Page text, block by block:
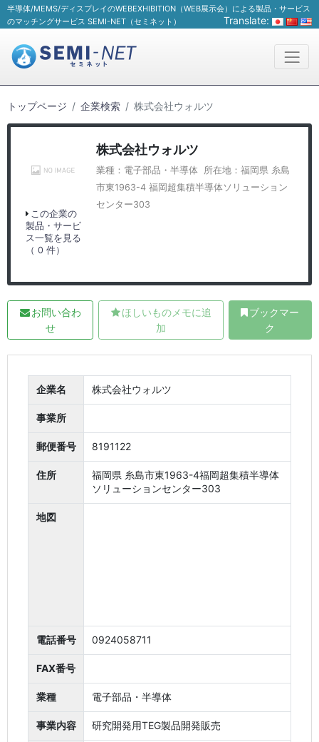
半導体/MEMS/ディスプレイのWEBEXHIBITION（WEB展示会）による製品・サービス
のマッチングサービス SEMI-NET（セミネット）
Translate:
トップページ 企業検索 株式会社ウォルツ
この企業の
製品・サービ
ス一覧を見る
（ 0 件）
株式会社ウォルツ
業種：電子部品・半導体 所在地：福岡県 糸島
市東1963-4 福岡超集積半導体ソリューション
センター303
お問い合わ
せ
ほしいものメモに追
加
ブックマー
ク
企業名 株式会社ウォルツ
事業所
郵便番号 8191122
住所
福岡県 糸島市東1963-4福岡超集積半導体
ソリューションセンター303
地図
電話番号 0924058711
FAX番号
業種 電子部品・半導体
事業内容 研究開発用TEG製品開発販売